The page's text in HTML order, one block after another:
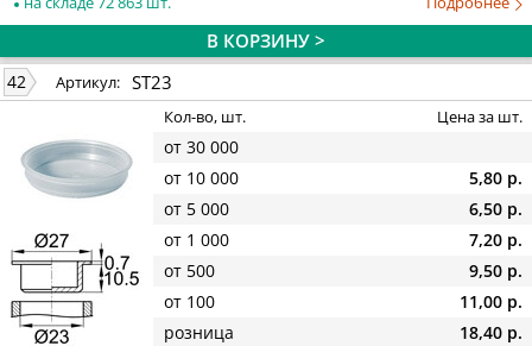
В КОРЗИНУ >
42 Артикул: ST23
Кол-во, шт. Цена за шт.
от 30 000
от 10 000
5,80 р.
от 5 000
6,50 р.
от 1 000
7,20 р.
от 500
9,50 р.
от 100
11,00 р.
розница
18,40 р.